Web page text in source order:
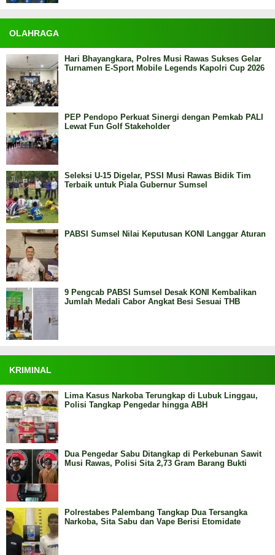
OLAHRAGA
Hari Bhayangkara, Polres Musi Rawas Sukses Gelar
Turnamen E-Sport Mobile Legends Kapolri Cup 2026
PEP Pendopo Perkuat Sinergi dengan Pemkab PALI
Lewat Fun Golf Stakeholder
Seleksi U-15 Digelar, PSSI Musi Rawas Bidik Tim
Terbaik untuk Piala Gubernur Sumsel
PABSI Sumsel Nilai Keputusan KONI Langgar Aturan
9 Pengcab PABSI Sumsel Desak KONI Kembalikan
Jumlah Medali Cabor Angkat Besi Sesuai THB
KRIMINAL
Lima Kasus Narkoba Terungkap di Lubuk Linggau,
Polisi Tangkap Pengedar hingga ABH
Dua Pengedar Sabu Ditangkap di Perkebunan Sawit
Musi Rawas, Polisi Sita 2,73 Gram Barang Bukti
Polrestabes Palembang Tangkap Dua Tersangka
Narkoba, Sita Sabu dan Vape Berisi Etomidate